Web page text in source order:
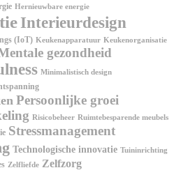
Hernieuwbare energie
Interieurdesign
(IoT) Keukenapparatuur Keukenorganisatie
gezondheid
Minimalistisch design
Persoonlijke groei
Risicobeheer Ruimtebesparende meubels
Stressmanagement
Technologische innovatie Tuininrichting
Zelfliefde Zelfzorg